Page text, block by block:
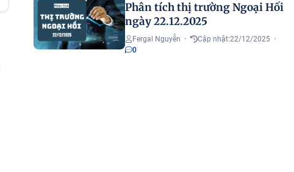
Phân tích thị trường Ngoại Hối
ngày 22.12.2025
Fergal Nguyễn • Cập nhật:22/12/2025 •
0